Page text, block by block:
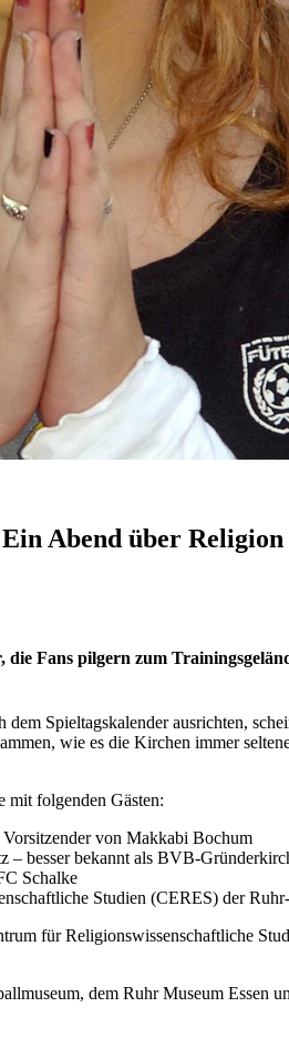
Abend über
Fans pilgern zum
Spieltagskalender ausrichten,
wie es die Kirchen immer
mit folgenden Gästen:
von Makkabi Bochum
– besser bekannt als BVB-
Schalke
Studien (CERES) der
für Religionswissenschaftliche
dem Ruhr Museum